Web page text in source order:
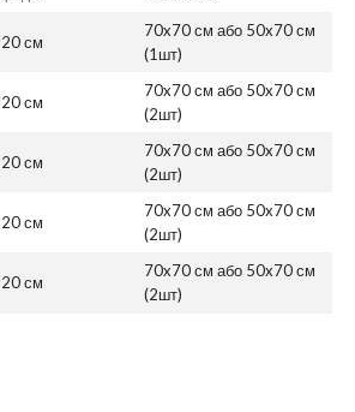
см
70x70 см або 50x70 см
(1шт)
см
70x70 см або 50x70 см
(2шт)
см
70x70 см або 50x70 см
(2шт)
см
70x70 см або 50x70 см
(2шт)
см
70x70 см або 50x70 см
(2шт)